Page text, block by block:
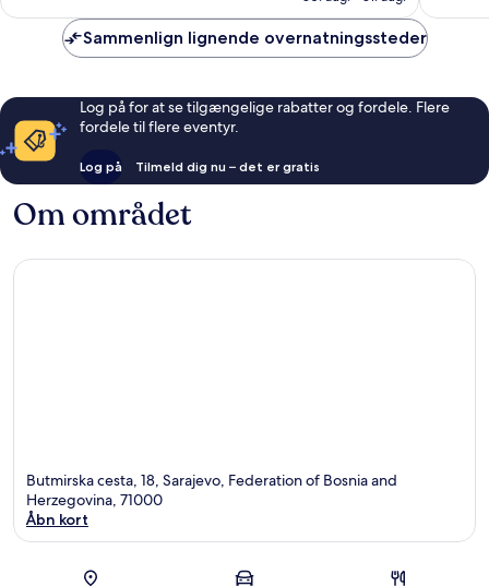
anmeldelser
Sammenlign lignende overnatningssteder
Log på for at se tilgængelige rabatter og fordele. Flere
fordele til flere eventyr.
Log på Tilmeld dig nu – det er gratis
Om området
Butmirska cesta, 18, Sarajevo, Federation of Bosnia and
Herzegovina, 71000
Åbn kort